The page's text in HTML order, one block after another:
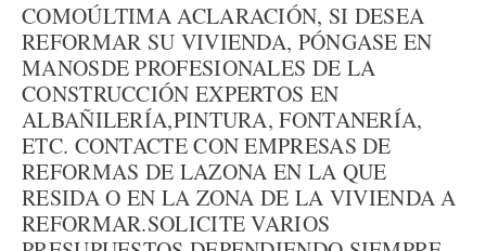
COMOÚLTIMA ACLARACIÓN, SI DESEA
REFORMAR SU VIVIENDA, PÓNGASE EN
MANOSDE PROFESIONALES DE LA
CONSTRUCCIÓN EXPERTOS EN
ALBAÑILERÍA,PINTURA, FONTANERÍA,
ETC. CONTACTE CON EMPRESAS DE
REFORMAS DE LAZONA EN LA QUE
RESIDA O EN LA ZONA DE LA VIVIENDA A
REFORMAR.SOLICITE VARIOS